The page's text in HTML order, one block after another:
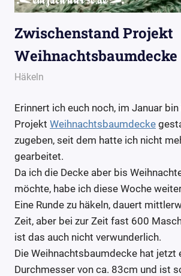
Zwischenstand Projekt
Weihnachtsbaumdecke
30. Juli 2016
Wollpoesie
Häkeln
Erinnert ich euch noch, im Januar
Projekt Weihnachtsbaumdecke
zugeben, seit dem hatte ich nicht
gearbeitet.
Da ich die Decke aber bis
möchte, habe ich diese Woche
Eine Runde zu häkeln, dauert
Zeit, aber bei zur Zeit fast 600
ist das auch nicht verwunderlich.
Die Weihnachtsbaumdecke hat jetzt
Durchmesser von ca. 83cm und ist